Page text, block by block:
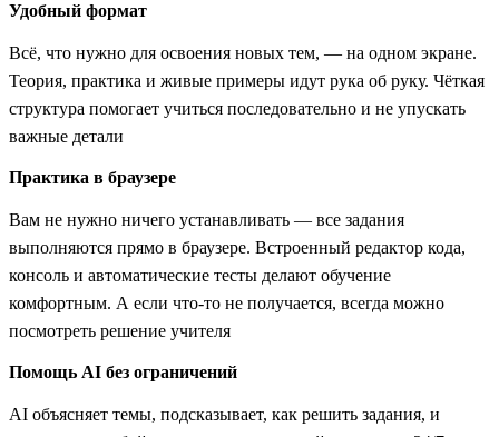
Удобный формат
Всё, что нужно для освоения новых тем, — на одном экране.
Теория, практика и живые примеры идут рука об руку. Чёткая
структура помогает учиться последовательно и не упускать
важные детали
Практика в браузере
Вам не нужно ничего устанавливать — все задания
выполняются прямо в браузере. Встроенный редактор кода,
консоль и автоматические тесты делают обучение
комфортным. А если что-то не получается, всегда можно
посмотреть решение учителя
Помощь AI без ограничений
AI объясняет темы, подсказывает, как решить задания, и